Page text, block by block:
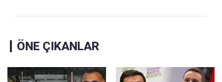
ÖNE ÇIKANLAR